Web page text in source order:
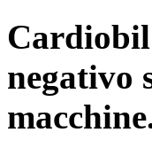
negativo